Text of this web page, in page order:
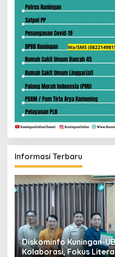
Informasi Terbaru
Diskominfo Kuningan-
Kolaborasi, Fokus